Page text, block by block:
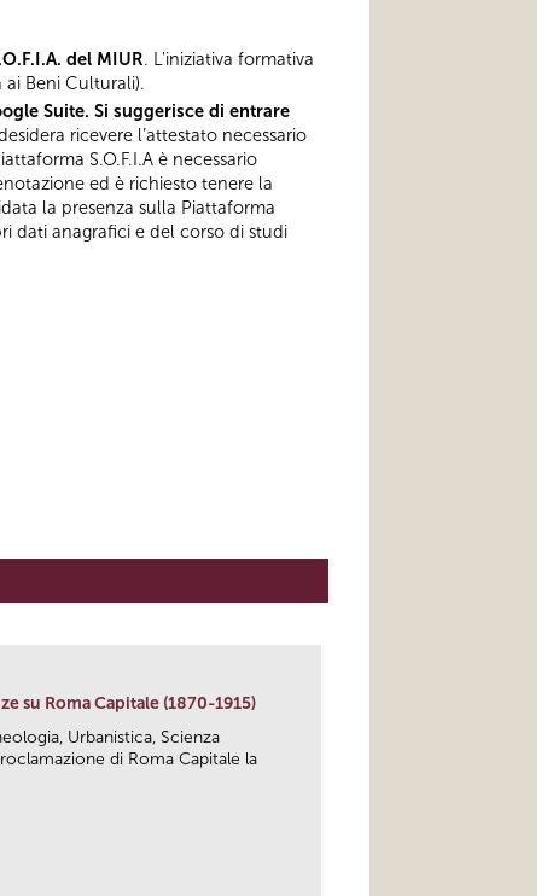
del MIUR. L'iniziativa formativa
Beni Culturali).
Suite. Si suggerisce di entrare
ricevere l’attestato necessario
S.O.F.I.A è necessario
ed è richiesto tenere la
la presenza sulla Piattaforma
dati anagrafici e del corso di studi
su Roma Capitale (1870-1915)
Urbanistica, Scienza
di Roma Capitale la